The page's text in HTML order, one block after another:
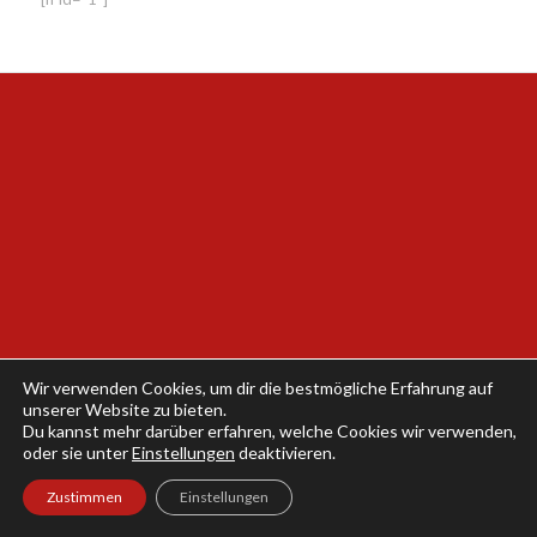
Wir verwenden Cookies, um dir die bestmögliche Erfahrung auf
unserer Website zu bieten.
Du kannst mehr darüber erfahren, welche Cookies wir verwenden,
oder sie unterEinstellungen deaktivieren.
Zustimmen Einstellungen